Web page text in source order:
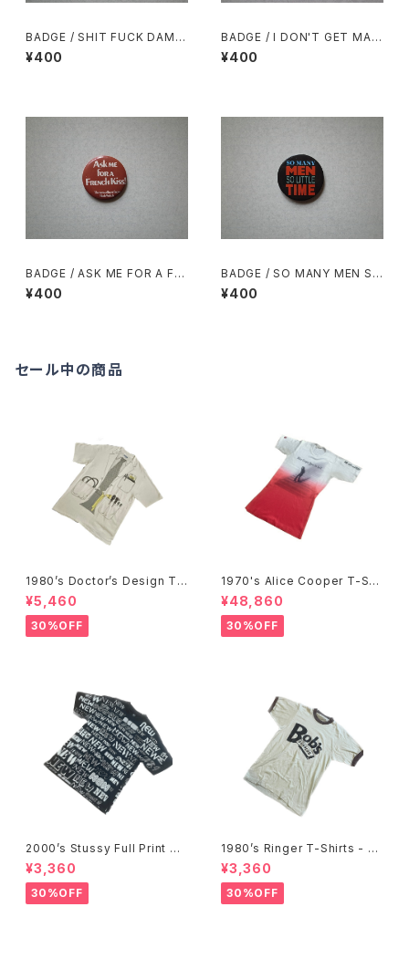
BADGE / SHIT FUCK DAMN
PISS HELL
¥400
BADGE / I DON'T GET MAD
I GET EVEN!
¥400
BADGE / ASK ME FOR A FR
ENCH Kiss!
¥400
BADGE / SO MANY MEN SO
LITTLE TIME
¥400
セール中の商品
1980’s Doctor’s Design Tr
ompe-l'œil T-Shirts -1980
年代 騙し絵Tシャツ-
¥5,460
30%OFF
1970's Alice Cooper T-Shi
rts -1970年代 アリス・クーパ
ーTシャツ-
¥48,860
30%OFF
2000’s Stussy Full Print T-
Shirts -2000年代 ステューシ
ー フルプリントTシャツ-
¥3,360
30%OFF
1980’s Ringer T-Shirts - 19
80年代 リンガーTシャツ-
¥3,360
30%OFF